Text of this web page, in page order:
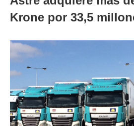
Krone por 33,5